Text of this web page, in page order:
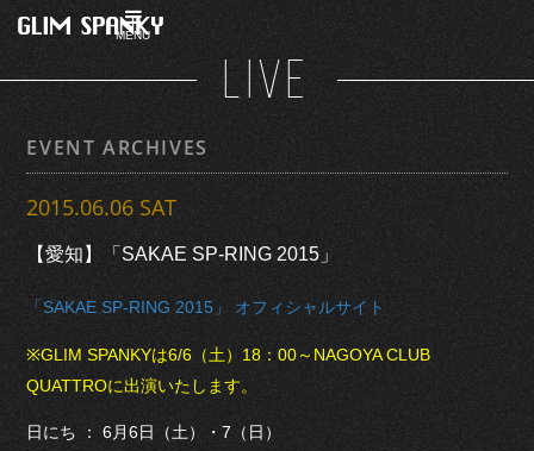
MENU
LIVE
EVENT ARCHIVES
2015.06.06 SAT
【愛知】「SAKAE SP-RING 2015」
「SAKAE SP-RING 2015」 オフィシャルサイト
※GLIM SPANKYは6/6（土）18：00～NAGOYA CLUB
QUATTROに出演いたします。
日にち ： 6月6日（土）・7（日）